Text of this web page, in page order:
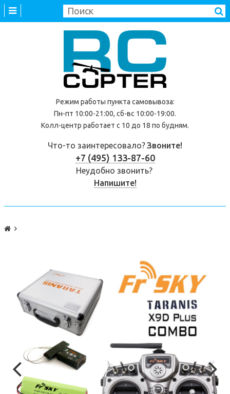
Режим работы пункта самовывоза:
Пн-пт 10:00-21:00, сб-вс 10:00-19:00.
Колл-центр работает с 10 до 18 по будням.
Что-то заинтересовало?Звоните!
+7 (495) 133-87-60
Неудобно звонить?
Напишите!